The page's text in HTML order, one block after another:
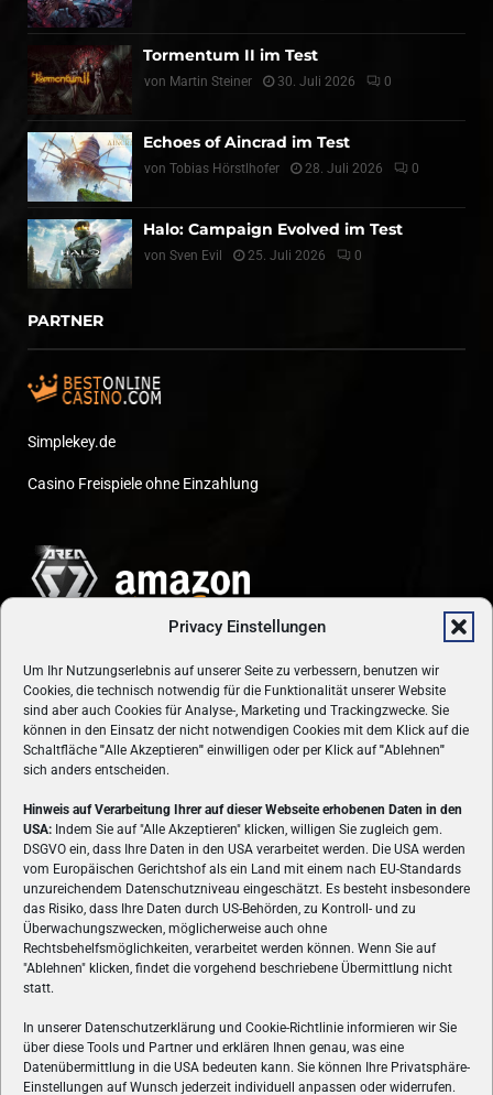
Privacy Einstellungen
Um Ihr Nutzungserlebnis auf unserer Seite zu verbessern, benutzen wir
Cookies, die technisch notwendig für die Funktionalität unserer Website
sind aber auch Cookies für Analyse-, Marketing und Trackingzwecke. Sie
können in den Einsatz der nicht notwendigen Cookies mit dem Klick auf die
Schaltfläche "Alle Akzeptieren" einwilligen oder per Klick auf"Ablehnen"
sich anders entscheiden.
Hinweis auf Verarbeitung Ihrer auf dieser Webseite erhobenen Daten in den
USA: Indem Sie auf "Alle Akzeptieren" klicken, willigen Sie zugleich gem.
DSGVO ein, dass Ihre Daten in den USA verarbeitet werden. Die USA werden
vom Europäischen Gerichtshof als ein Land mit einem nach EU-Standards
unzureichendem Datenschutzniveau eingeschätzt. Es besteht insbesondere
das Risiko, dass Ihre Daten durch US-Behörden, zu Kontroll- und zu
Überwachungszwecken, möglicherweise auch ohne
Rechtsbehelfsmöglichkeiten, verarbeitet werden können. Wenn Sie auf
"Ablehnen" klicken, findet die vorgehend beschriebene Übermittlung nicht
statt.
In unserer Datenschutzerklärung und Cookie-Richtlinie informieren wir Sie
über diese Tools und Partner und erklären Ihnen genau, was eine
Datenübermittlung in die USA bedeuten kann. Sie können Ihre Privatsphäre-
Einstellungen auf Wunsch jederzeit individuell anpassen oder widerrufen.
Tormentum II im Test
von Martin Steiner 30. Juli 2026 0
Echoes of Aincrad im Test
von Tobias Hörstlhofer 28. Juli 2026 0
Halo: Campaign Evolved im Test
von Sven Evil 25. Juli 2026 0
PARTNER
Simplekey.de
Casino Freispiele ohne Einzahlung
ÜBER UNS
VON GAMERN, FÜR GAMER! Gamers.at ist das älteste Online-
Spielemagazin Österreichs und bringt täglich aktuelle News,
Reviews und Videos zu PC- und Konsolenspielen, Gaming-
Hardware und aus der Welt des e-Sport's.
FOLGE UNS